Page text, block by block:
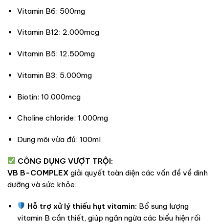
Vitamin B6: 500mg
Vitamin B12: 2.000mcg
Vitamin B5: 12.500mg
Vitamin B3: 5.000mg
Biotin: 10.000mcg
Choline chloride: 1.000mg
Dung môi vừa đủ: 100ml
CÔNG DỤNG VƯỢT TRỘI:
VB B-COMPLEX giải quyết toàn diện các vấn đề về dinh
dưỡng và sức khỏe:
Hỗ trợ xử lý thiếu hụt vitamin: Bổ sung lượng
vitamin B cần thiết, giúp ngăn ngừa các biểu hiện rối